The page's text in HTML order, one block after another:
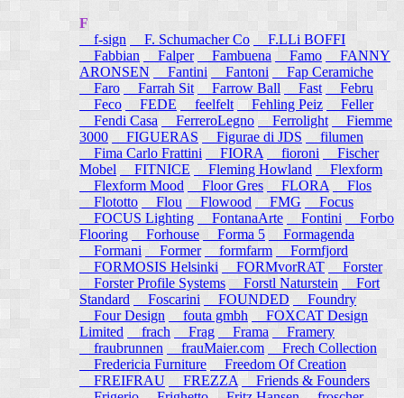
F
f-sign
F. Schumacher Co
F.LLi BOFFI
Fabbian
Falper Fambuena Famo
FANNY
ARONSEN
Fantini Fantoni
Fap Ceramiche
Faro
Farrah Sit Farrow Ball Fast
Febru
Feco
FEDE feelfelt Fehling Peiz
Feller
Fendi Casa
FerreroLegno Ferrolight
Fiemme
3000
FIGUERAS Figurae di JDS
filumen
Fima Carlo Frattini
FIORA fioroni
Fischer
Mobel
FITNICE Fleming Howland
Flexform
Flexform Mood
Floor Gres FLORA
Flos
Flototto
Flou Flowood FMG
Focus
FOCUS Lighting
FontanaArte Fontini
Forbo
Flooring
Forhouse Forma 5
Formagenda
Formani
Former formfarm
Formfjord
FORMOSIS Helsinki
FORMvorRAT
Forster
Forster Profile Systems
Forstl Naturstein
Fort
Standard
Foscarini FOUNDED
Foundry
Four Design
fouta gmbh
FOXCAT Design
Limited
frach Frag Frama
Framery
fraubrunnen
frauMaier.com
Frech Collection
Fredericia Furniture
Freedom Of Creation
FREIFRAU
FREZZA
Friends & Founders